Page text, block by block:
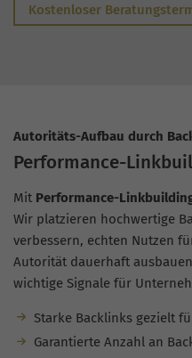
Kostenloser
Autoritäts-Aufbau durch
Performance-
Mit Performance-
Wir platzieren hochwertige
verbessern, echten Nutzen
Autorität dauerhaft
wichtige Signale für
Starke Backlinks gezielt
Garantierte Anzahl an